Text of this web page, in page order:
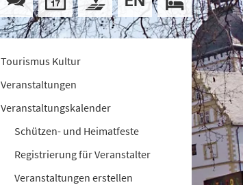
Tourismus Kultur
Veranstaltungen
Veranstaltungskalender
Schützen- und Heimatfeste
Registrierung für Veranstalter
Veranstaltungen erstellen